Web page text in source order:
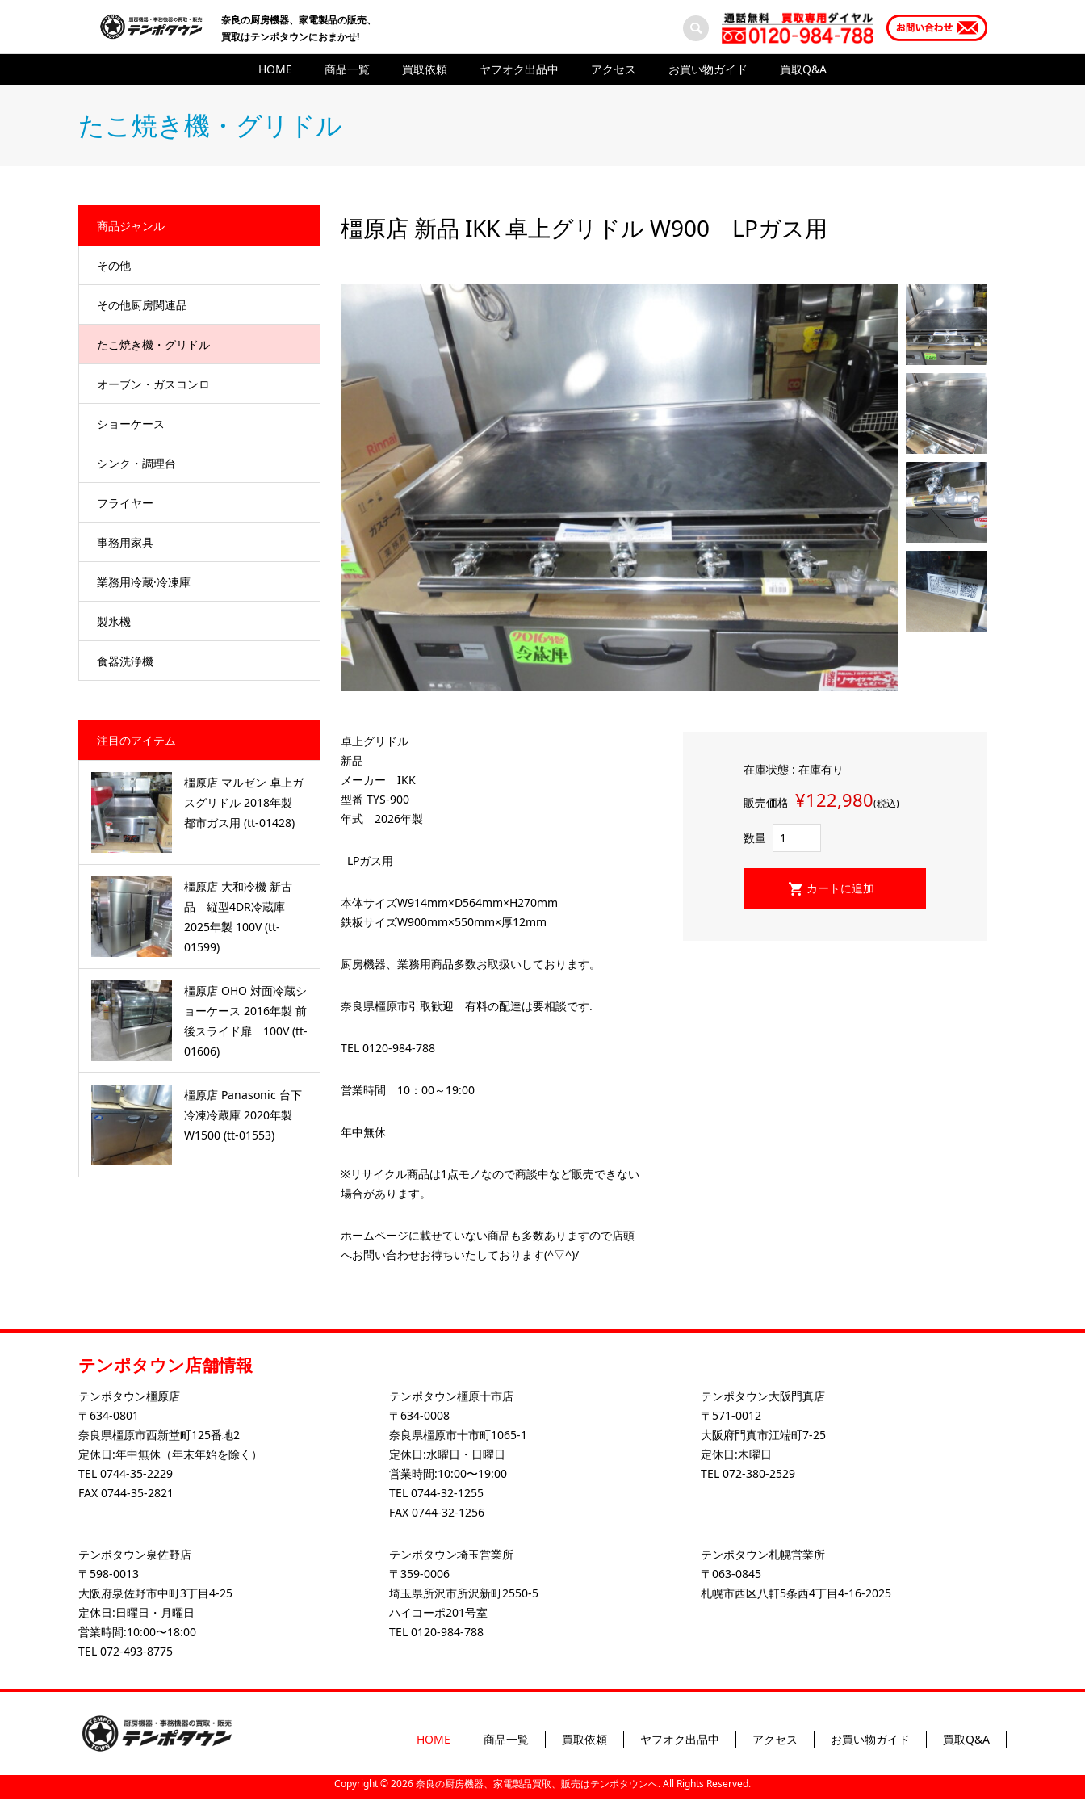
奈良の厨房機器、家電製品の販売、
買取はテンポタウンにおまかせ!
HOME 商品一覧 買取依頼 ヤフオク出品中 アクセス お買い物ガイド 買取Q&A
たこ焼き機・グリドル
橿原店 新品 IKK 卓上グリドル W900 LPガス用
卓上グリドル
新品
メーカー IKK
型番 TYS-900
年式 2026年製
LPガス用
本体サイズW914mm×D564mm×H270mm
鉄板サイズW900mm×550mm×厚12mm
厨房機器、業務用商品多数お取扱いしております。
奈良県橿原市引取歓迎 有料の配達は要相談です.
TEL 0120-984-788
営業時間 10：00～19:00
年中無休
※リサイクル商品は1点モノなので商談中など販売できない
場合があります。
ホームページに載せていない商品も多数ありますので店頭
へお問い合わせお待ちいたしております(^▽^)/
在庫状態 : 在庫有り
販売価格 ¥122,980(税込)
数量
商品ジャンル
その他
その他厨房関連品
たこ焼き機・グリドル
オーブン・ガスコンロ
ショーケース
シンク・調理台
フライヤー
事務用家具
業務用冷蔵·冷凍庫
製氷機
食器洗浄機
注目のアイテム
橿原店 マルゼン 卓上ガ
スグリドル 2018年製
都市ガス用 (tt-01428)
橿原店 大和冷機 新古
品 縦型4DR冷蔵庫
2025年製 100V (tt-
01599)
橿原店 OHO 対面冷蔵シ
ョーケース 2016年製 前
後スライド扉 100V (tt-
01606)
橿原店 Panasonic 台下
冷凍冷蔵庫 2020年製
W1500 (tt-01553)
テンポタウン店舗情報
テンポタウン橿原店
〒634-0801
奈良県橿原市西新堂町125番地2
定休日:年中無休（年末年始を除く）
TEL 0744-35-2229
FAX 0744-35-2821
テンポタウン橿原十市店
〒634-0008
奈良県橿原市十市町1065-1
定休日:水曜日・日曜日
営業時間:10:00〜19:00
TEL0744-32-1255
FAX 0744-32-1256
テンポタウン大阪門真店
〒571-0012
大阪府門真市江端町7-25
定休日:木曜日
TEL 072-380-2529
テンポタウン泉佐野店
〒598-0013
大阪府泉佐野市中町3丁目4-25
定休日:日曜日・月曜日
営業時間:10:00〜18:00
TEL 072-493-8775
テンポタウン埼玉営業所
〒359-0006
埼玉県所沢市所沢新町2550-5
ハイコーポ201号室
TEL0120-984-788
テンポタウン札幌営業所
〒063-0845
札幌市西区八軒5条西4丁目4-16-2025
HOME 商品一覧 買取依頼 ヤフオク出品中 アクセス お買い物ガイド 買取Q&A
Copyright ©2026奈良の厨房機器、家電製品買取、販売はテンポタウンへ. All Rights Reserved.